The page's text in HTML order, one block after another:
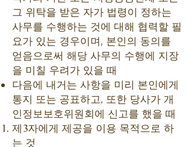
그 위탁을 받은 자가 법령이 정하는
사무를 수행하는 것에 대해 협력할 필
요가 있는 경우이며, 본인의 동의를
얻음으로써 해당 사무의 수행에 지장
을 미칠 우려가 있을 때
다음에 내거는 사항을 미리 본인에게
통지 또는 공표하고, 또한 당사가 개
인정보보호위원회에 신고를 했을 때
제3자에게 제공을 이용 목적으로 하
는 것